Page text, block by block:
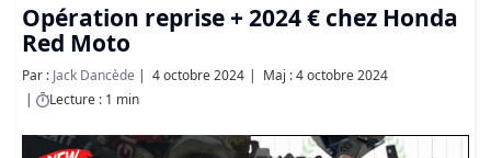
Opération reprise + 2024 € chez Honda
Red Moto
Par : Jack Dancède 4 octobre 2024
Maj : 4 octobre 2024
Lecture : 1 min